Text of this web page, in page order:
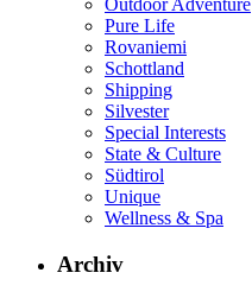
Outdoor Adventure
Pure Life
Rovaniemi
Schottland
Shipping
Silvester
Special Interests
State & Culture
Südtirol
Unique
Wellness & Spa
Archiv